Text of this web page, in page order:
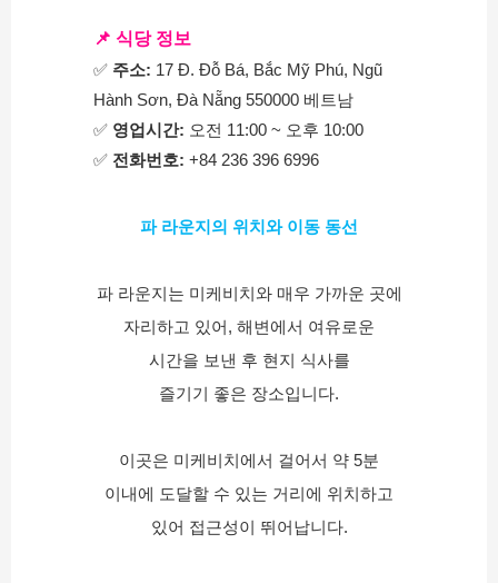
📌 식당 정보
✅ 주소: 17 Đ. Đỗ Bá, Bắc Mỹ Phú, Ngũ
Hành Sơn, Đà Nẵng 550000 베트남
✅ 영업시간: 오전 11:00 ~ 오후 10:00
✅ 전화번호: +84 236 396 6996
파 라운지의 위치와 이동 동선
파 라운지는 미케비치와 매우 가까운 곳에
자리하고 있어, 해변에서 여유로운
시간을 보낸 후 현지 식사를
즐기기 좋은 장소입니다.
이곳은 미케비치에서 걸어서 약 5분
이내에 도달할 수 있는 거리에 위치하고
있어 접근성이 뛰어납니다.